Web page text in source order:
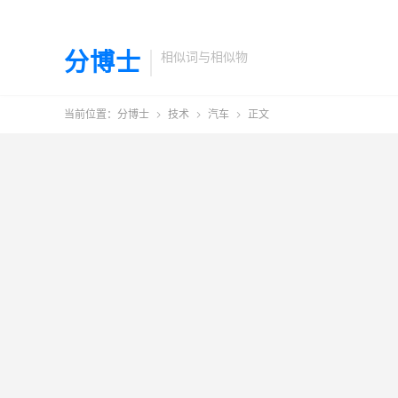
分博士 相似词与相似物
当前位置： 分博士  技术  汽车  正文